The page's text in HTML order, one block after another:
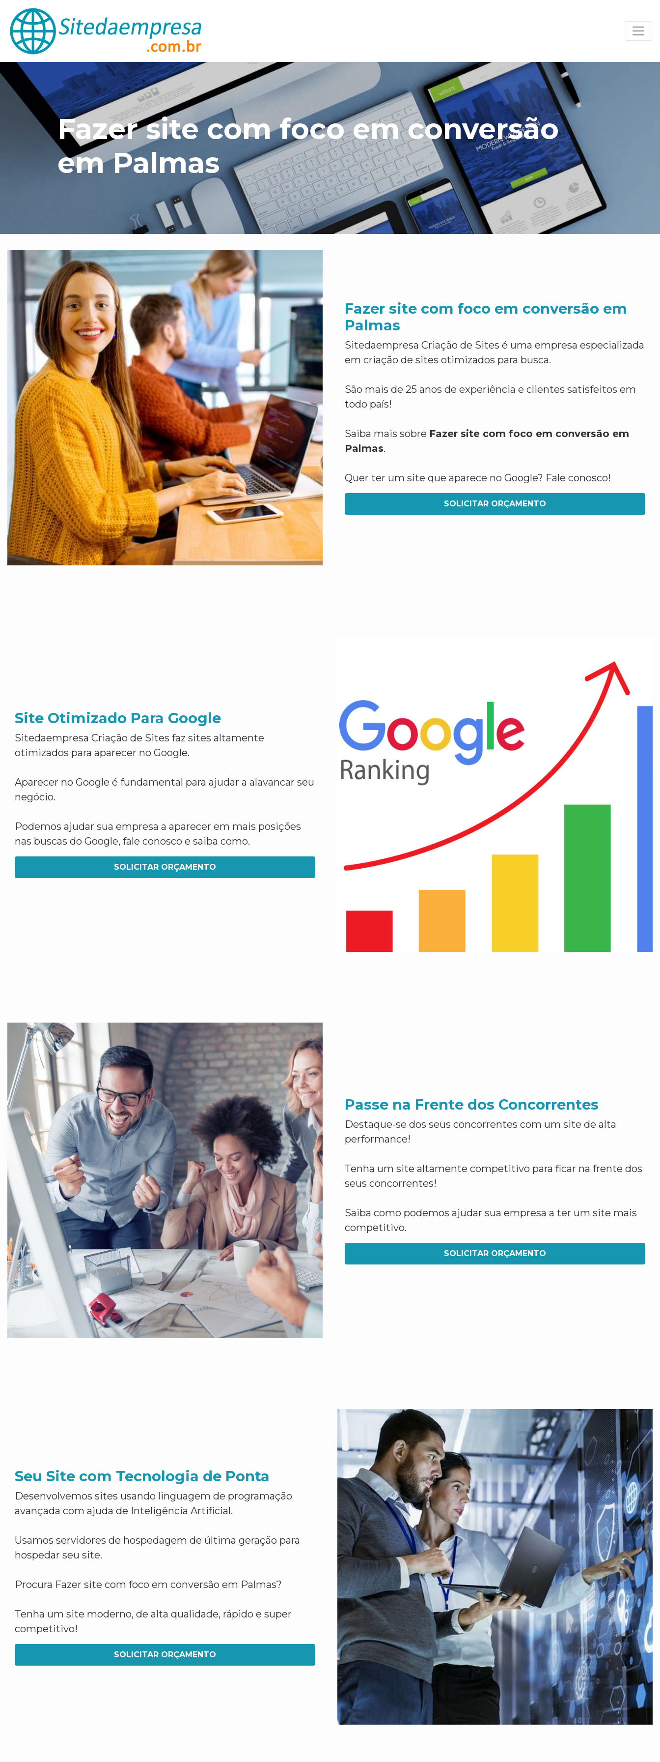
Fazer site com foco em conversão
em Palmas
Fazer site com foco em conversão em
Palmas
Sitedaempresa Criação de Sites é uma empresa especializada
em criação de sites otimizados para busca.
São mais de 25 anos de experiência e clientes satisfeitos em
todo país!
Saiba mais sobre Fazer site com foco em conversão em
Palmas.
Quer ter um site que aparece no Google? Fale conosco!
SOLICITAR ORÇAMENTO
Site Otimizado Para Google
Sitedaempresa Criação de Sites faz sites altamente
otimizados para aparecer no Google.
Aparecer no Google é fundamental para ajudar a alavancar seu
negócio.
Podemos ajudar sua empresa a aparecer em mais posições
nas buscas do Google, fale conosco e saiba como.
SOLICITAR ORÇAMENTO
Passe na Frente dos Concorrentes
Destaque-se dos seus concorrentes com um site de alta
performance!
Tenha um site altamente competitivo para ficar na frente dos
seus concorrentes!
Saiba como podemos ajudar sua empresa a ter um site mais
competitivo.
SOLICITAR ORÇAMENTO
Seu Site com Tecnologia de Ponta
Desenvolvemos sites usando linguagem de programação
avançada com ajuda de Inteligência Artificial.
Usamos servidores de hospedagem de última geração para
hospedar seu site.
Procura Fazer site com foco em conversão em Palmas?
Tenha um site moderno, de alta qualidade, rápido e super
competitivo!
SOLICITAR ORÇAMENTO